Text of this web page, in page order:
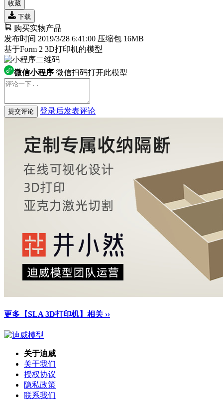
收藏
下载
购买实物产品
发布时间 2019/3/28 6:41:00 压缩包 16MB
基于Form 2 3D打印机的模型
微信小程序 微信扫码打开此模型
提交评论 登录后发表评论
更多【SLA 3D打印机】相关 ››
关于迪威
关于我们
授权协议
隐私政策
联系我们